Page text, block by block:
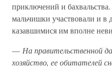
приключений и
мальчишки участвовали и в
казавшимися им вполне
— На правительственной
хозяйство, ее обитателей